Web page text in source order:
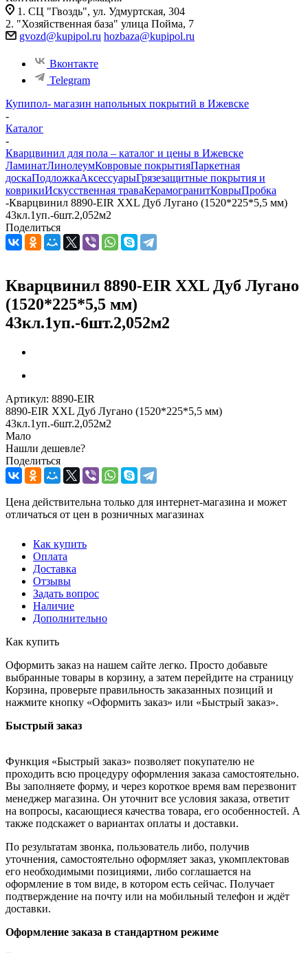
1. СЦ "Гвоздь", ул. Удмуртская, 304
2. "Хозяйственная база" улица Пойма, 7
gvozd@kupipol.ru hozbaza@kupipol.ru
Вконтакте
Telegram
Купипол- магазин напольных покрытий в Ижевске
-
Каталог
-
Кварцвинил для пола – каталог и цены в Ижевске
ЛаминатЛинолеумКовровые покрытияПаркетная
доскаПодложкаАксессуарыГрязезащитные покрытия и
коврикиИскусственная траваКерамогранитКоврыПробка
-Кварцвинил 8890-EIR XXL Дуб Лугано (1520*225*5,5 мм)
43кл.1уп.-6шт.2,052м2
Поделиться
Кварцвинил 8890-EIR XXL Дуб Лугано
(1520*225*5,5 мм)
43кл.1уп.-6шт.2,052м2
Артикул: 8890-EIR
8890-EIR XXL Дуб Лугано (1520*225*5,5 мм)
43кл.1уп.-6шт.2,052м2
Мало
Нашли дешевле?
Поделиться
Цена действительна только для интернет-магазина и может
отличаться от цен в розничных магазинах
Как купить
Оплата
Доставка
Отзывы
Задать вопрос
Наличие
Дополнительно
Как купить
Оформить заказ на нашем сайте легко. Просто добавьте
выбранные товары в корзину, а затем перейдите на страницу
Корзина, проверьте правильность заказанных позиций и
нажмите кнопку «Оформить заказ» или «Быстрый заказ».
Быстрый заказ
Функция «Быстрый заказ» позволяет покупателю не
проходить всю процедуру оформления заказа самостоятельно.
Вы заполняете форму, и через короткое время вам перезвонит
менеджер магазина. Он уточнит все условия заказа, ответит
на вопросы, касающиеся качества товара, его особенностей. А
также подскажет о вариантах оплаты и доставки.
По результатам звонка, пользователь либо, получив
уточнения, самостоятельно оформляет заказ, укомплектовав
его необходимыми позициями, либо соглашается на
оформление в том виде, в котором есть сейчас. Получает
подтверждение на почту или на мобильный телефон и ждёт
доставки.
Оформление заказа в стандартном режиме